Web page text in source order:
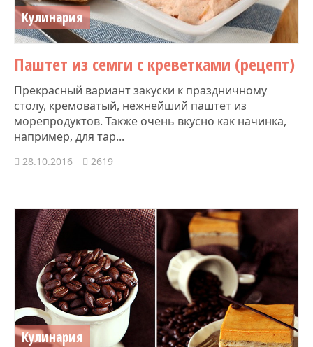
Кулинария
Паштет из семги с креветками (рецепт)
Прекрасный вариант закуски к праздничному
столу, кремоватый, нежнейший паштет из
морепродуктов. Также очень вкусно как начинка,
например, для тар...
28.10.2016 2619
Кулинария